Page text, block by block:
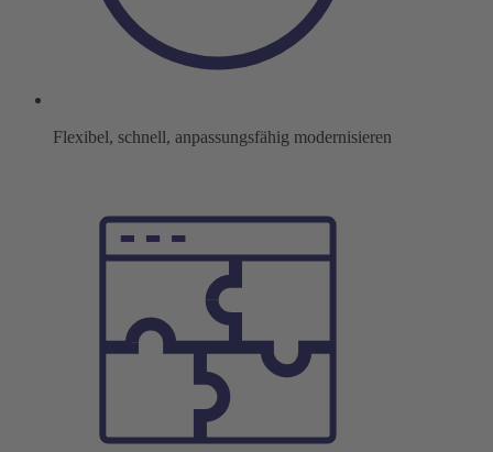
Flexibel, schnell, anpassungsfähig modernisieren